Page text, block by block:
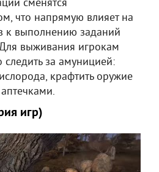
сменятся
что напрямую влияет на
к выполнению заданий
выживания игрокам
следить за амуницией:
крафтить оружие
игр)